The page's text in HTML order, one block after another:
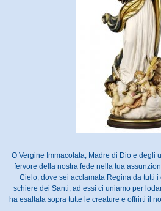
O Vergine Immacolata, Madre di Dio e degli
fervore della nostra fede nella tua
Cielo, dove sei acclamata Regina da tutti
schiere dei Santi; ad essi ci uniamo per
ha esaltata sopra tutte le creature e offrirti il